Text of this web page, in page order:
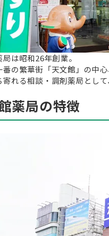
は昭和26年創業。
番の繁華街「天文館」の中
寄れる相談・調剤薬局とし
薬局の特徴